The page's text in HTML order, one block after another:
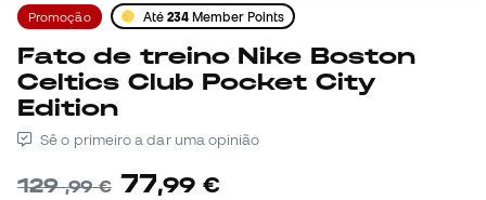
Promoção Até 234 Member Points
Fato de treino Nike Boston
Celtics Club Pocket City
Edition
Sê o primeiro a dar uma opinião
129,99 € 77,99 €